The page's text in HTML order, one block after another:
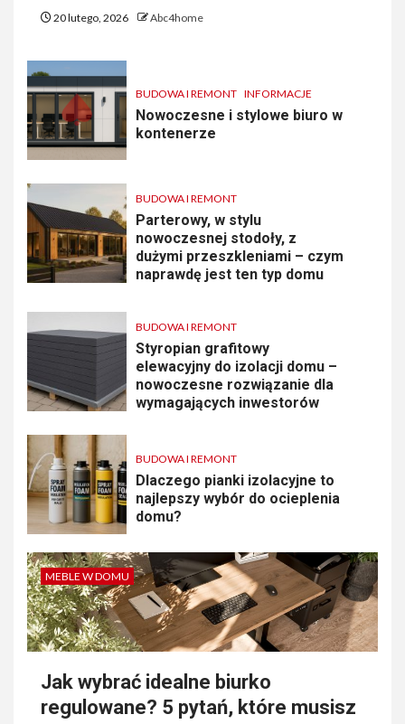
20 lutego, 2026 Abc4home
BUDOWA I REMONT INFORMACJE
Nowoczesne i stylowe biuro w
kontenerze
BUDOWA I REMONT
Parterowy, w stylu
nowoczesnej stodoły, z
dużymi przeszkleniami – czym
naprawdę jest ten typ domu
BUDOWA I REMONT
Styropian grafitowy
elewacyjny do izolacji domu –
nowoczesne rozwiązanie dla
wymagających inwestorów
BUDOWA I REMONT
Dlaczego pianki izolacyjne to
najlepszy wybór do ocieplenia
domu?
MEBLE W DOMU
Jak wybrać idealne biurko
regulowane? 5 pytań, które musisz